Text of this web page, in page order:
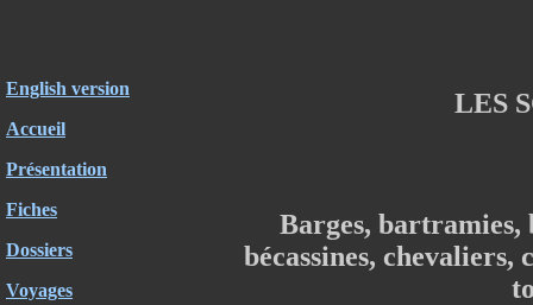
English version
Accueil
Présentation
Fiches
Dossiers
Voyages
LES
Barges, bartramies,
bécassines,